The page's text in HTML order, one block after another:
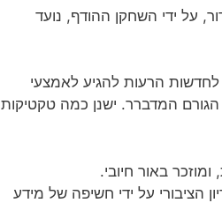
על ידי השחקן ההודף, נועד
הרעות להגיע לאמצעי
הגורם המדברר. ישנן כמה טקטיקות
באור חיובי.
הציבורי על ידי חשיפה של מידע